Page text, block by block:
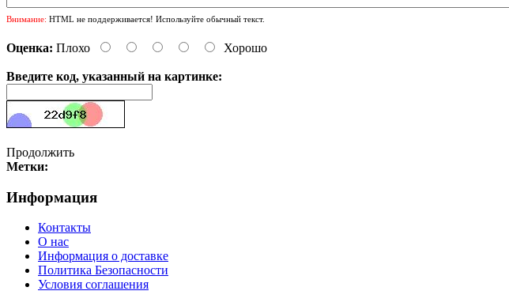
Внимание: HTML не поддерживается! Используйте обычный текст.
Оценка: Плохо Хорошо
Введите код, указанный на картинке:
Продолжить
Метки:
Информация
Контакты
О нас
Информация о доставке
Политика Безопасности
Условия соглашения